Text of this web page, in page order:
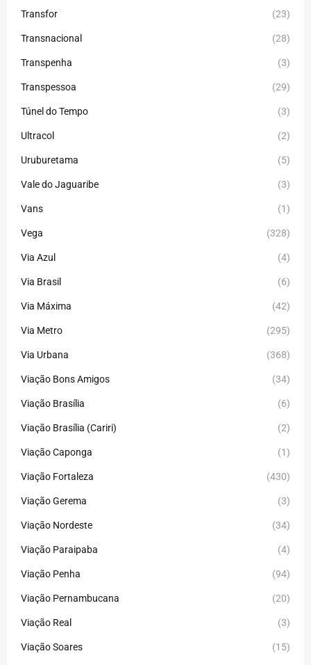
Transfor (23)
Transnacional (28)
Transpenha (3)
Transpessoa (29)
Túnel do Tempo (3)
Ultracol (2)
Uruburetama (5)
Vale do Jaguaribe (3)
Vans (1)
Vega (328)
Via Azul (4)
Via Brasil (6)
Via Máxima (42)
Via Metro (295)
Via Urbana (368)
Viação Bons Amigos (34)
Viação Brasília (6)
Viação Brasília (Cariri) (2)
Viação Caponga (1)
Viação Fortaleza (430)
Viação Gerema (3)
Viação Nordeste (34)
Viação Paraipaba (4)
Viação Penha (94)
Viação Pernambucana (20)
Viação Real (3)
Viação Soares (15)